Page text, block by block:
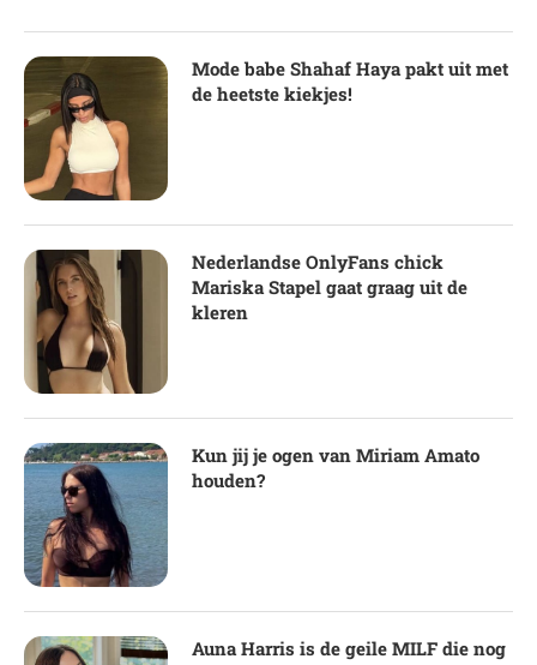
Mode babe Shahaf Haya pakt uit met
de heetste kiekjes!
Nederlandse OnlyFans chick
Mariska Stapel gaat graag uit de
kleren
Kun jij je ogen van Miriam Amato
houden?
Auna Harris is de geile MILF die nog